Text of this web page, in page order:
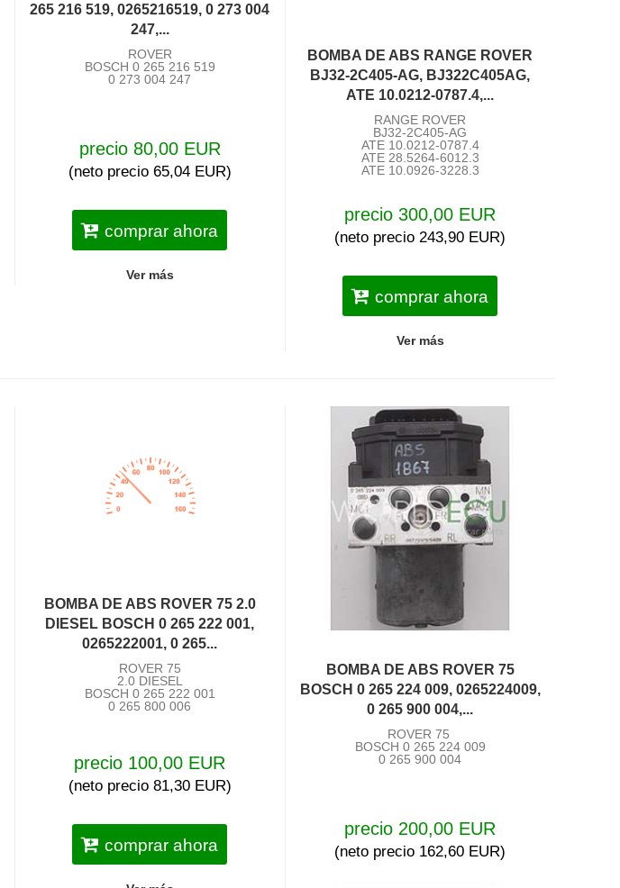
265 216 519, 0265216519, 0 273 004
247,...
ROVER
BOSCH 0 265 216 519
0 273 004 247
precio 80,00 EUR
(neto precio 65,04 EUR)
comprar ahora
Ver más
BOMBA DE ABS RANGE ROVER
BJ32-2C405-AG, BJ322C405AG,
ATE 10.0212-0787.4,...
RANGE ROVER
BJ32-2C405-AG
ATE 10.0212-0787.4
ATE 28.5264-6012.3
ATE 10.0926-3228.3
precio 300,00 EUR
(neto precio 243,90 EUR)
comprar ahora
Ver más
BOMBA DE ABS ROVER 75 2.0
DIESEL BOSCH 0 265 222 001,
0265222001, 0 265...
ROVER 75
2.0 DIESEL
BOSCH 0 265 222 001
0 265 800 006
precio 100,00 EUR
(neto precio 81,30 EUR)
comprar ahora
BOMBA DE ABS ROVER 75
BOSCH 0 265 224 009, 0265224009,
0 265 900 004,...
ROVER 75
BOSCH 0 265 224 009
0 265 900 004
precio 200,00 EUR
(neto precio 162,60 EUR)